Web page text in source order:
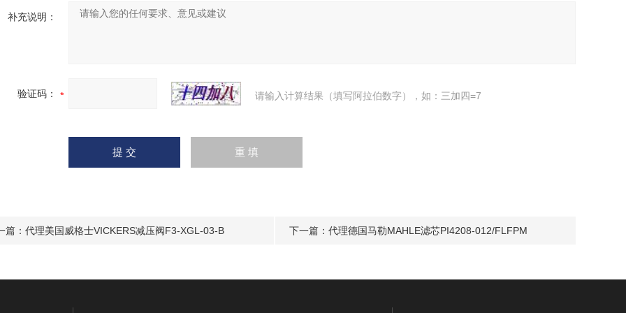
补充说明：
验证码： 请输入计算结果（填写阿拉伯数字），如：三加四=7
篇： 代理美国威格士VICKERS减压阀F3-XGL-03-B 下一篇： 代理德国马勒MAHLE滤芯PI4208-012/FLFPM